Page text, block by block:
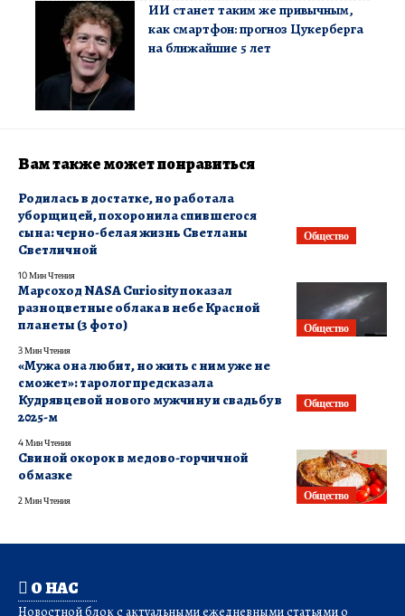
ИИ станет таким же привычным,
как смартфон: прогноз Цукерберга
на ближайшие 5 лет
Вам также может понравиться
Общество
Родилась в достатке, но работала
уборщицей, похоронила спившегося
сына: черно-белая жизнь Светланы
Светличной
10 Мин Чтения
Общество
Марсоход NASA Curiosity показал
разноцветные облака в небе Красной
планеты (3 фото)
3 Мин Чтения
Общество
«Мужа она любит, но жить с ним уже не
сможет»: таролог предсказала
Кудрявцевой нового мужчину и свадьбу в
2025-м
4 Мин Чтения
Общество
Свиной окорок в медово-горчичной
обмазке
2 Мин Чтения
О НАС
Новостной блок с актуальными ежедневными статьями о